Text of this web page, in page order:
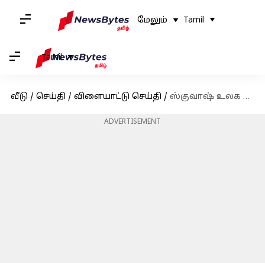
மேலும் Tamil
Tamil
வீடு / செய்தி / விளையாட்டு செய்தி / ஸ்குவாஷ் உலக கோப்பையில் அரையிறுதிக்கு முன்னேறியது இந்திய அணி
ADVERTISEMENT